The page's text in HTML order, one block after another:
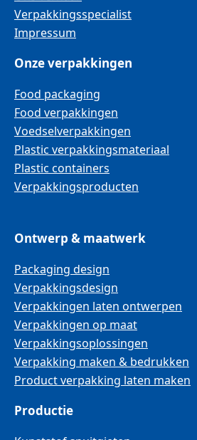
Verpakkingsspecialist
Impressum
Onze verpakkingen
Food packaging
Food verpakkingen
Voedselverpakkingen
Plastic verpakkingsmateriaal
Plastic containers
Verpakkingsproducten
Ontwerp & maatwerk
Packaging design
Verpakkingsdesign
Verpakkingen laten ontwerpen
Verpakkingen op maat
Verpakkingsoplossingen
Verpakking maken & bedrukken
Product verpakking laten maken
Productie